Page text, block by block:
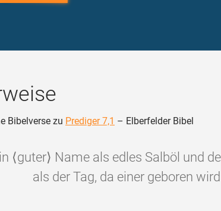
Bibelverse zu Prediger 7,1 – Elberfelder Bibel
⟨guter⟩ Name als edles Salböl und
als der Tag, da einer geboren